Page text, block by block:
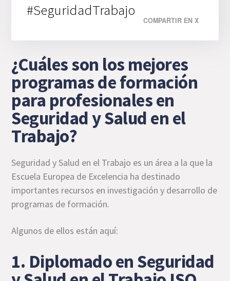
#SeguridadTrabajo
COMPARTIR EN X
¿Cuáles son los mejores
programas de formación
para profesionales en
Seguridad y Salud en el
Trabajo?
Seguridad y Salud en el Trabajo es un área a la que la
Escuela Europea de Excelencia ha destinado
importantes recursos en investigación y desarrollo de
programas de formación.
Algunos de ellos están aquí:
1. Diplomado en Seguridad